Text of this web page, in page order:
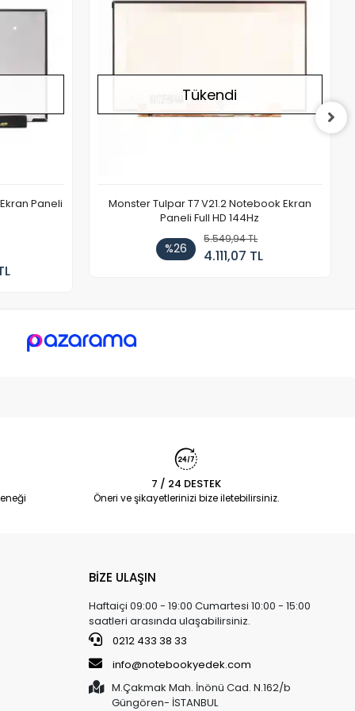
Paneli
Tükendi
Monster Tulpar T7 V21.2 Notebook Ekran
Paneli Full HD 144Hz
%26
5.549,94 TL
4.111,07 TL
7 / 24 DESTEK
Öneri ve şikayetlerinizi bize iletebilirsiniz.
BİZE ULAŞIN
Haftaiçi 09:00 - 19:00 Cumartesi 10:00 - 15:00
saatleri arasında ulaşabilirsiniz.
0212 433 38 33
info@notebookyedek.com
M.Çakmak Mah. İnönü Cad. N.162/b
Güngören- İSTANBUL